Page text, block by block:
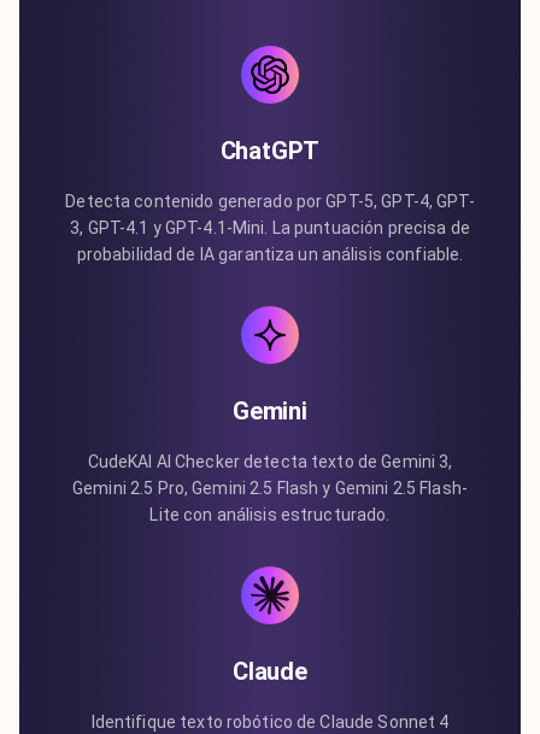
ChatGPT
Detecta contenido generado por GPT-5, GPT-4, GPT-
3, GPT-4.1 y GPT-4.1-Mini. La puntuación precisa de
probabilidad de IA garantiza un análisis confiable.
Gemini
CudeKAI AI Checker detecta texto de Gemini 3,
Gemini 2.5 Pro, Gemini 2.5 Flash y Gemini 2.5 Flash-
Lite con análisis estructurado.
Claude
Identifique texto robótico de Claude Sonnet 4